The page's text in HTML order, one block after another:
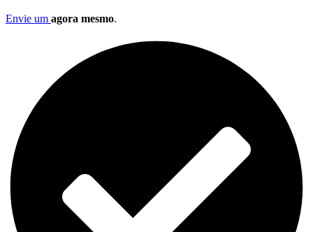
Envie um agora mesmo.